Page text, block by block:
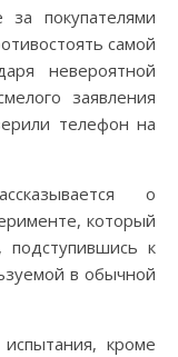
покупателями
самой
невероятной
заявления
телефон на
о
который
подступившись к
в обычной
кроме